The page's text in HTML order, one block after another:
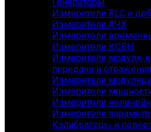
Измерители RLC и
Измерители АЧХ
Измерители
Измерители КСВН
Измерители модуля,
передачи и отражения
Измерители
Измерители
Измерители
Измерители
Калибраторы и